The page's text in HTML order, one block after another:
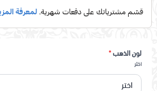
لون الذهب*
اختر